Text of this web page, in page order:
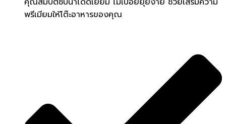
พรีเมียมให้โต๊ะอาหารของคุณ